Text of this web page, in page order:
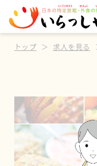
トップ 求人を見る